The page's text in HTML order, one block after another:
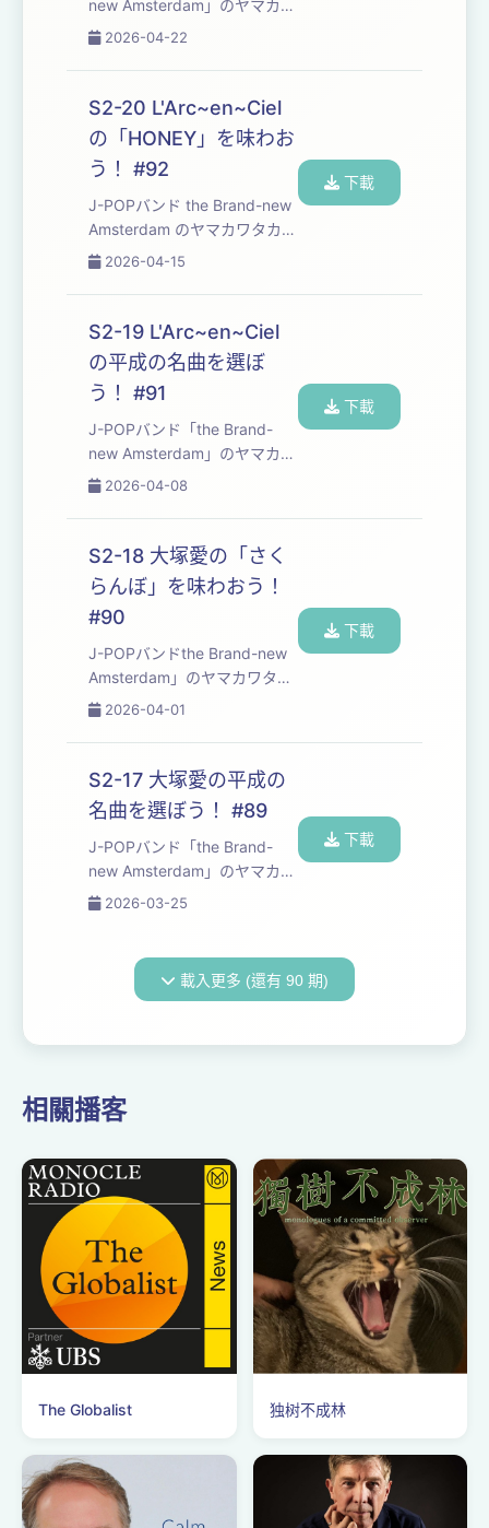
new Amsterdam⁠⁠⁠⁠⁠⁠⁠⁠⁠⁠⁠⁠⁠⁠⁠⁠⁠⁠⁠⁠⁠⁠⁠⁠⁠⁠⁠⁠⁠⁠⁠⁠⁠」のヤマカワ
タカヒロとフジモトヨウヘイ
強も兼ねて、楽しくおしゃべ
りしながら平成を彩った名曲
たちを味わっていくPodcast
番組です。 番組のご感想は下
のお便りフォームから、も
し...
2026-04-22
S2-20 L'Arc~en~Ciel
の「HONEY」を味わお
う！ #92
J-POPバンド ⁠⁠⁠⁠⁠⁠⁠⁠⁠⁠⁠⁠⁠⁠⁠⁠⁠⁠⁠⁠⁠⁠⁠⁠⁠⁠⁠⁠⁠⁠⁠the Brand-new
Amsterdam⁠⁠⁠⁠⁠⁠⁠⁠⁠⁠⁠⁠⁠⁠⁠⁠⁠⁠⁠⁠⁠⁠⁠⁠⁠⁠⁠⁠⁠⁠⁠ のヤマカワタカヒ
ロとフジモトヨウヘイが、自
ねて、楽しくおしゃべりしな
がら平成30年間の名曲たちを
味わっていくPodcast番組で
す。 ・今回味わった楽曲は⁠⁠⁠⁠⁠⁠⁠⁠⁠⁠⁠⁠⁠⁠...
2026-04-15
下載
S2-19 L'Arc~en~Ciel
の平成の名曲を選ぼ
う！ #91
J-POPバンド「⁠⁠⁠⁠⁠⁠⁠⁠⁠⁠⁠⁠⁠⁠⁠⁠⁠⁠⁠⁠⁠⁠⁠⁠⁠⁠⁠⁠⁠⁠⁠⁠the Brand-
new Amsterdam⁠⁠⁠⁠⁠⁠⁠⁠⁠⁠⁠⁠⁠⁠⁠⁠⁠⁠⁠⁠⁠⁠⁠⁠⁠⁠⁠⁠⁠⁠⁠⁠」のヤマカワ
タカヒロとフジモトヨウヘイ
強も兼ねて、楽しくおしゃべ
りしながら平成を彩った名曲
たちを味わっていくPodcast
番組です。 番組のご感想は下
のお便りフォームから、もし
くは...
2026-04-08
下載
S2-18 大塚愛の「さく
らんぼ」を味わおう！
#90
J-POPバンド⁠⁠⁠⁠⁠⁠⁠⁠⁠⁠⁠⁠⁠⁠⁠⁠⁠⁠⁠⁠⁠⁠⁠⁠⁠⁠⁠⁠⁠⁠the Brand-new
Amsterdam⁠⁠⁠⁠⁠⁠⁠⁠⁠⁠⁠⁠⁠⁠⁠⁠⁠⁠⁠⁠⁠⁠⁠⁠⁠⁠⁠⁠⁠⁠」のヤマカワタカ
ヒロとフジモトヨウヘイが、
兼ねて、楽しくおしゃべりし
ながら平成30年間の名曲たち
を味わっていくPodcast番組
です。 ・今回味わった楽曲
は⁠⁠⁠⁠⁠⁠⁠⁠⁠⁠⁠⁠⁠⁠⁠⁠⁠...
2026-04-01
下載
S2-17 大塚愛の平成の
名曲を選ぼう！ #89
J-POPバンド「⁠⁠⁠⁠⁠⁠⁠⁠⁠⁠⁠⁠⁠⁠⁠⁠⁠⁠⁠⁠⁠⁠⁠⁠⁠⁠⁠⁠⁠⁠⁠the Brand-
new Amsterdam⁠⁠⁠⁠⁠⁠⁠⁠⁠⁠⁠⁠⁠⁠⁠⁠⁠⁠⁠⁠⁠⁠⁠⁠⁠⁠⁠⁠⁠⁠⁠」のヤマカワ
タカヒロとフジモトヨウヘイ
りしながら平成を彩った名曲
たちを味わっていくPodcast
2026-03-25
下載
載入更多 (還有 90 期)
相關播客
The Globalist 独树不成林